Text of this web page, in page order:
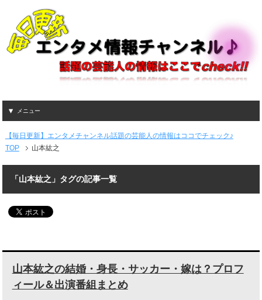
メニュー
【毎日更新】エンタメチャンネル話題の芸能人の情報はココでチェック♪
TOP
山本紘之
「山本紘之」タグの記事一覧
山本紘之の結婚・身長・サッカー・嫁は？プロフ
ィール＆出演番組まとめ